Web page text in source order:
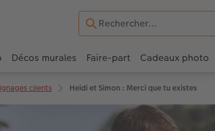
Décos murales Faire-part Cadeaux photo
clients Heidi et Simon : Merci que tu existes